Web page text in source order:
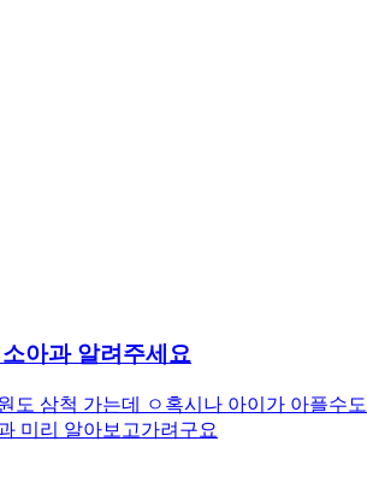
아과 알려주세요
도 삼척 가는데 ㅇ혹시나 아이가 아플수도
미리 알아보고가려구요